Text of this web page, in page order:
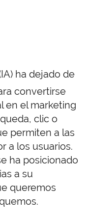
ha dejado de
convertirse
en el marketing
clic o
permiten a las
a los usuarios.
ha posicionado
a su
queremos